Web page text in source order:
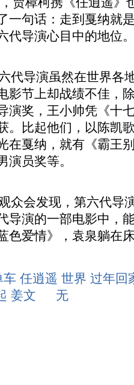
一句话：走到戛纳就
代导演心目中的地位
导演虽然在世界各
影节上却战绩不佳，
演奖，王小帅凭《十
。比起他们，以陈凯
在戛纳，就有《霸王
演员奖等。
会发现，第六代导
导演的一部电影中，
色爱情》，袁泉躺在
车 任逍遥 世界 过年回
姜文 无